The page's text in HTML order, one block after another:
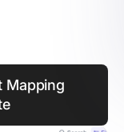
Mapping